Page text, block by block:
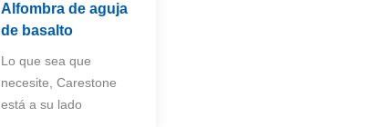
Alfombra de aguja
de basalto
Lo que sea que
necesite, Carestone
está a su lado